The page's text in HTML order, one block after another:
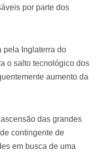
por parte dos
pela Inglaterra do
o salto tecnológico dos
aumento da
das grandes
contingente de
em busca de uma